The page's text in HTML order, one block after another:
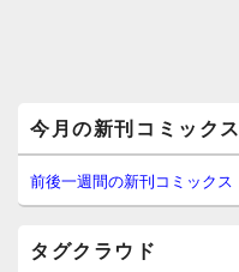
イ
ン
サ
イ
今月の新刊コミックス
前後一週間の新刊コミックス
タグクラウド